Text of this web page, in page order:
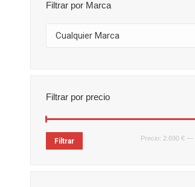
Filtrar por Marca
Cualquier Marca
Filtrar por precio
Filtrar Precio: 2.690 € —